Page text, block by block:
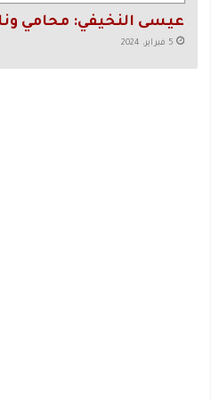
عيسى النخيفي: محامي
5 فبراير، 2024